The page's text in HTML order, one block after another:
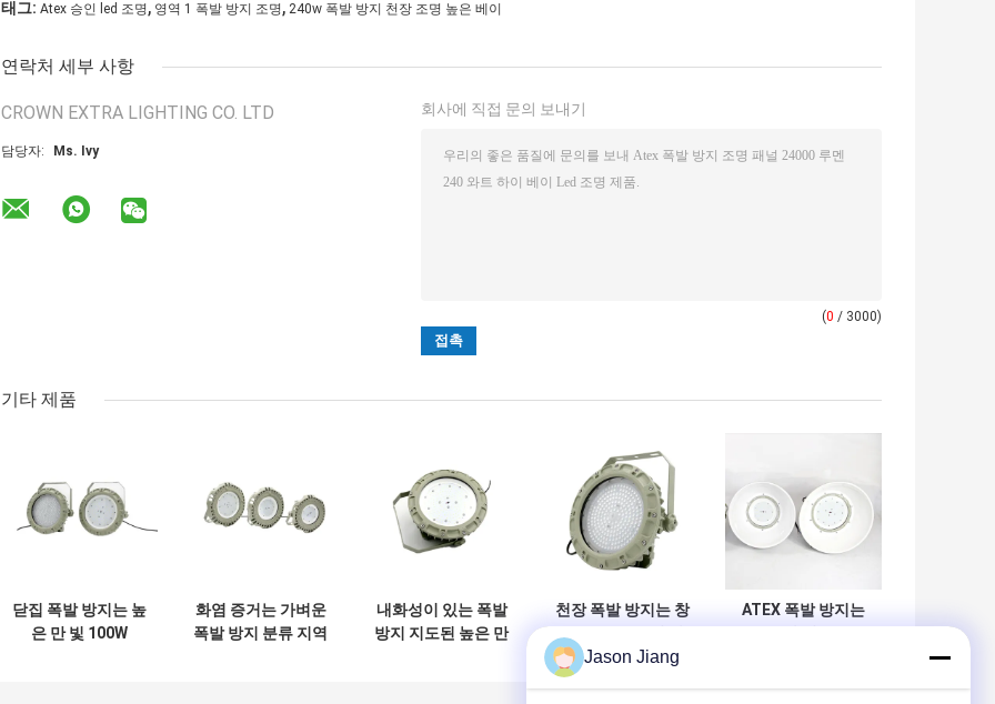
태그: Atex 승인 led 조명, 영역 1 폭발 방지 조명, 240w 폭발 방지 천장 조명 높은 베이
연락처 세부 사항
CROWN EXTRA LIGHTING CO. LTD
담당자: Ms. Ivy
회사에 직접 문의 보내기
(0 / 3000)
기타 제품
닫집 폭발 방지는 높
은 만 빛 100W
화염 증거는 가벼운
폭발 방지 분류 지역
내화성이 있는 폭발
방지 지도된 높은 만
천장 폭발 방지는 창
고 75w SMC 형 압
력 포탄을 위한 높은
만 빛을 지도했습니
ATEX 폭발 방지는
Jason Jiang